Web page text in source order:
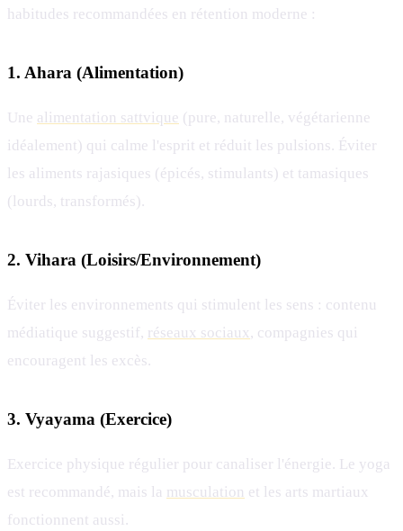
habitudes recommandées en rétention moderne :
1. Ahara (Alimentation)
Une alimentation sattvique (pure, naturelle, végétarienne
idéalement) qui calme l'esprit et réduit les pulsions. Éviter
les aliments rajasiques (épicés, stimulants) et tamasiques
(lourds, transformés).
2. Vihara (Loisirs/Environnement)
Éviter les environnements qui stimulent les sens : contenu
médiatique suggestif, réseaux sociaux, compagnies qui
encouragent les excès.
3. Vyayama (Exercice)
Exercice physique régulier pour canaliser l'énergie. Le yoga
est recommandé, mais la musculation et les arts martiaux
fonctionnent aussi.